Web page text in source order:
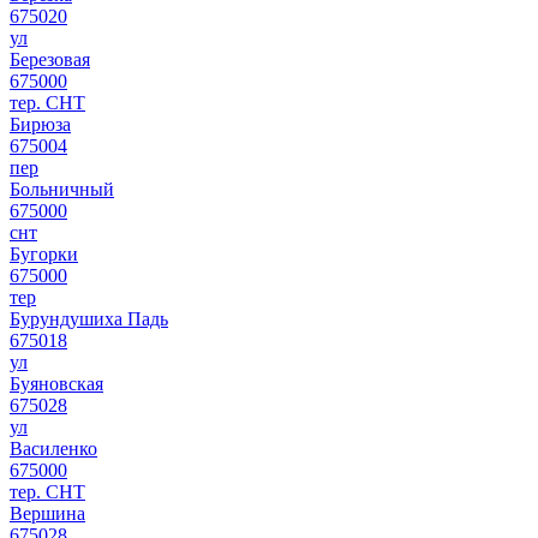
675020
ул
Березовая
675000
тер. СНТ
Бирюза
675004
пер
Больничный
675000
снт
Бугорки
675000
тер
Бурундушиха Падь
675018
ул
Буяновская
675028
ул
Василенко
675000
тер. СНТ
Вершина